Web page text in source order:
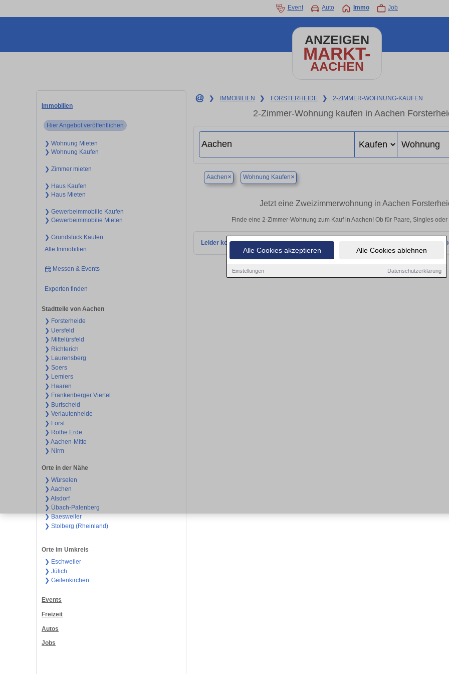
Alle Cookies akzeptieren Alle Cookies ablehnen
Einstellungen Datenschutzerklärung
Event Auto Immo Job
ANZEIGEN
MARKT-
AACHEN
Immobilien
Hier Angebot veröffentlichen
❯ Wohnung Mieten
❯ Wohnung Kaufen
❯ Zimmer mieten
❯ Haus Kaufen
❯ Haus Mieten
❯ Gewerbeimmobilie Kaufen
❯ Gewerbeimmobilie Mieten
❯ Grundstück Kaufen
Alle Immobilien
Messen & Events
Experten finden
Stadtteile von Aachen
❯ Forsterheide
❯ Uersfeld
❯ Mittelürsfeld
❯ Richterich
❯ Laurensberg
❯ Soers
❯ Lemiers
❯ Haaren
❯ Frankenberger Viertel
❯ Burtscheid
❯ Verlautenheide
❯ Forst
❯ Rothe Erde
❯ Aachen-Mitte
❯ Nirm
Orte in der Nähe
❯ Würselen
❯ Aachen
❯ Alsdorf
❯ Übach-Palenberg
❯ Baesweiler
❯ Stolberg (Rheinland)
Orte im Umkreis
❯ Eschweiler
❯ Jülich
❯ Geilenkirchen
Events
Freizeit
Autos
Jobs
❯ IMMOBILIEN ❯ FORSTERHEIDE ❯ 2-ZIMMER-WOHNUNG-KAUFEN
2-Zimmer-Wohnung kaufen in Aachen
Aachen× Wohnung Kaufen×
Jetzt eine Zweizimmerwohnung in Aachen
Finde eine 2-Zimmer-Wohnung zum Kauf in Aachen! Ob für Paare, Singles
Leider konnten wir derzeit keine passenden Objekte finden. Schauen Sie bald wieder